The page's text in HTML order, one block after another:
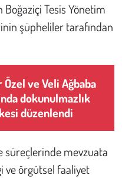
Tesis Yönetim
şüpheliler tarafından
Özel ve Veli Ağbaba
dokunulmazlık
düzenlendi
süreçlerinde mevzuata
ve örgütsel faaliyet